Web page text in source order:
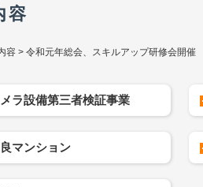
容
容 令和元年総会、スキルアップ研修会開催
ラ設備第三者検証事業
マンション